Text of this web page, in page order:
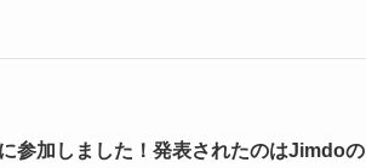
参加しました！発表されたのはJimdoの